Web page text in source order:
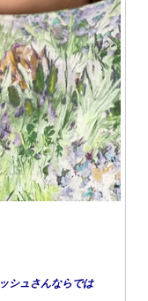
シュさんならでは